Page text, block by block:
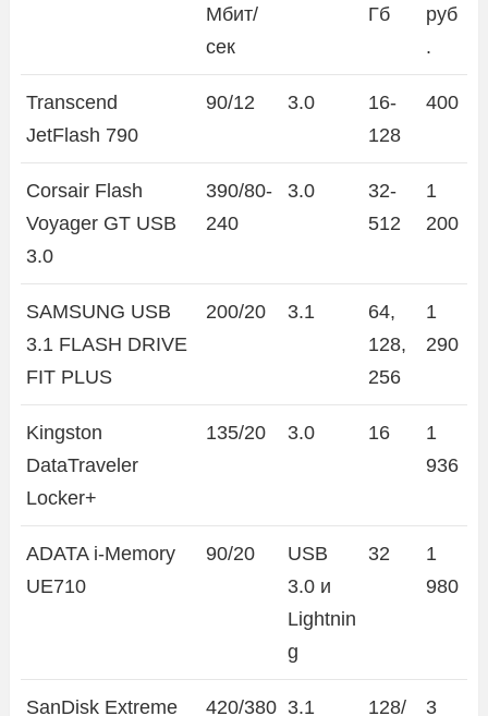
Мбит/
сек
Гб
руб
.
Transcend
JetFlash 790
90/12 3.0
16-
128
400
Corsair Flash
Voyager GT USB
3.0
390/80-
240
3.0
32-
512
1
200
SAMSUNG USB
3.1 FLASH DRIVE
FIT PLUS
200/20 3.1
64,
128,
256
1
290
Kingston
DataTraveler
Locker+
135/20 3.0 16
1
936
ADATA i-Memory
UE710
90/20
USB
3.0 и
Lightnin
g
32
1
980
SanDisk Extreme 420/380 3.1 128/ 3